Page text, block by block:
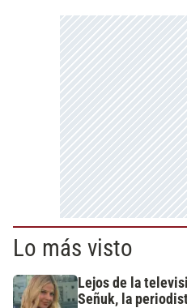
Lo más visto
Lejos de la
Señuk, la